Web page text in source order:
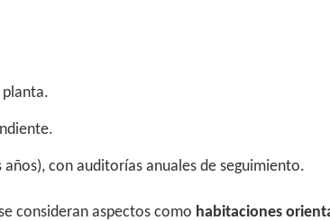
planta.
con auditorías anuales de seguimiento.
consideran aspectos como habitaciones